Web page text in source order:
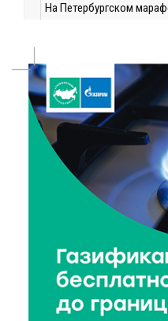
На Петербургском
7 Авг 2026 15:02
От звёздочек к
заслуги тренеров и
7 Авг 2026 14:46 80
Медицина стала самым
абитуриентов в 2026 году
7 Авг 2026 14:31 117
От сортировки мусора
Владимир Васильев